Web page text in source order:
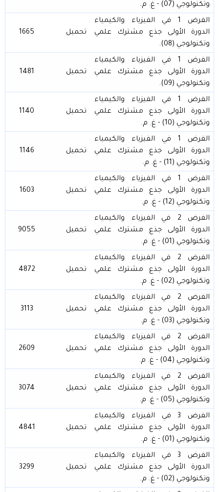
وتكنولوجي (07) - غ. م.
الفرض 1 في الفيزياء والكيمياء
الدورة الأولى جذع مشترك علمي
وتكنولوجي (08).
تحميل 1665
الفرض 1 في الفيزياء والكيمياء
الدورة الأولى جذع مشترك علمي
وتكنولوجي (09).
تحميل 1481
الفرض 1 في الفيزياء والكيمياء
الدورة الأولى جذع مشترك علمي
وتكنولوجي (10) - غ. م.
تحميل 1140
الفرض 1 في الفيزياء والكيمياء
الدورة الأولى جذع مشترك علمي
وتكنولوجي (11) - غ. م.
تحميل 1146
الفرض 1 في الفيزياء والكيمياء
الدورة الأولى جذع مشترك علمي
وتكنولوجي (12) - غ. م.
تحميل 1603
الفرض 2 في الفيزياء والكيمياء
الدورة الأولى جذع مشترك علمي
وتكنولوجي (01) - غ. م.
تحميل 9055
الفرض 2 في الفيزياء والكيمياء
الدورة الأولى جذع مشترك علمي
وتكنولوجي (02) - غ. م.
تحميل 4872
الفرض 2 في الفيزياء والكيمياء
الدورة الأولى جذع مشترك علمي
وتكنولوجي (03) - غ. م.
تحميل 3113
الفرض 2 في الفيزياء والكيمياء
الدورة الأولى جذع مشترك علمي
وتكنولوجي (04) - غ. م.
تحميل 2609
الفرض 2 في الفيزياء والكيمياء
الدورة الأولى جذع مشترك علمي
وتكنولوجي (05) - غ. م.
تحميل 3074
الفرض 3 في الفيزياء والكيمياء
الدورة الأولى جذع مشترك علمي
وتكنولوجي (01) - غ. م.
تحميل 4841
الفرض 3 في الفيزياء والكيمياء
الدورة الأولى جذع مشترك علمي
وتكنولوجي (02) - غ. م.
تحميل 3299